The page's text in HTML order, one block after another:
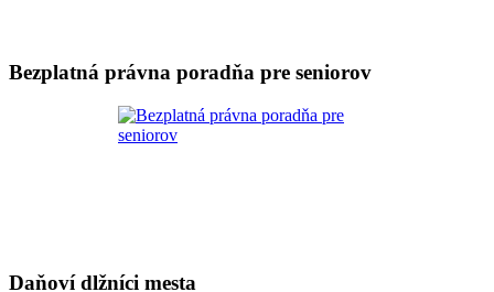
Bezplatná právna poradňa pre seniorov
Daňoví dlžníci mesta